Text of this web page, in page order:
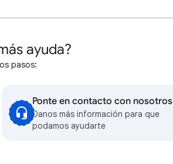
ayuda?
pasos:
Ponte en contacto con nosotros
Danos más información para que
podamos ayudarte